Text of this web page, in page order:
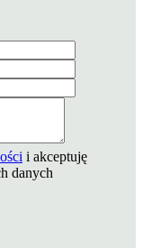
i akceptuję
danych